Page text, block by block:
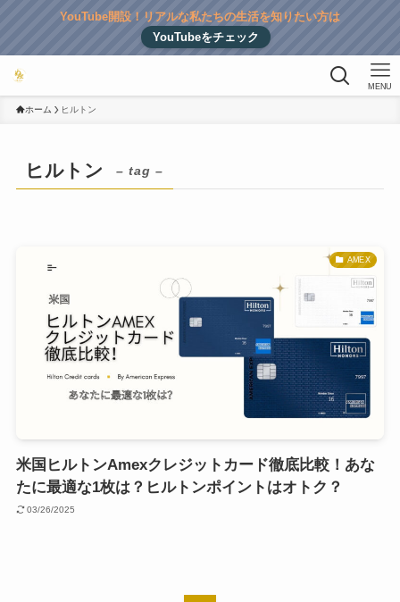
YouTube開設！リアルな私たちの生活を知りたい方は
YouTubeをチェック
MENU
ホーム ヒルトン
ヒルトン – tag –
AMEX
米国ヒルトンAmexクレジットカード徹底比較！あな
たに最適な1枚は？ヒルトンポイントはオトク？
03/26/2025